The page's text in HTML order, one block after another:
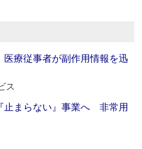
医療従事者が副作用情報を迅
ス
止まらない』事業へ 非常用